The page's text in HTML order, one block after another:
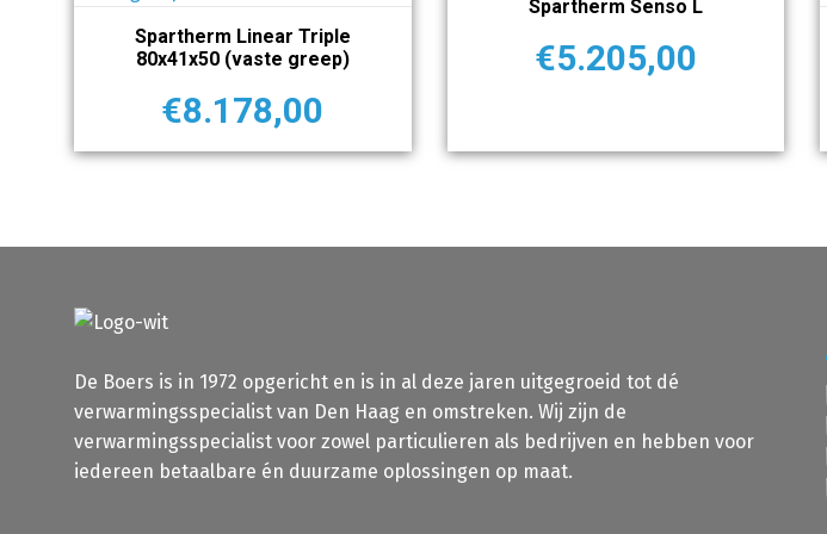
Spartherm Linear Triple
80x41x50 (vaste greep)
€8.178,00
Spartherm Senso L
€5.205,00
De Boers is in 1972 opgericht en is in al deze jaren uitgegroeid tot dé
verwarmingsspecialist van Den Haag en omstreken. Wij zijn de
verwarmingsspecialist voor zowel particulieren als bedrijven en hebben voor
iedereen betaalbare én duurzame oplossingen op maat.